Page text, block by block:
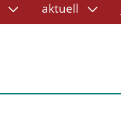
aktuell